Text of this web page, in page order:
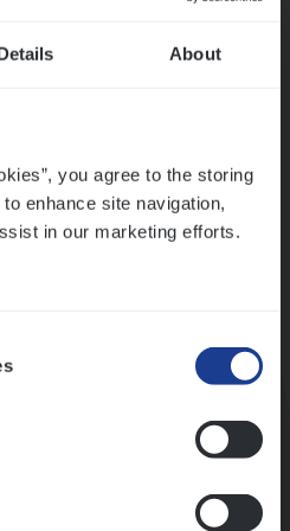
About
you agree to the storing
enhance site navigation,
in our marketing efforts.